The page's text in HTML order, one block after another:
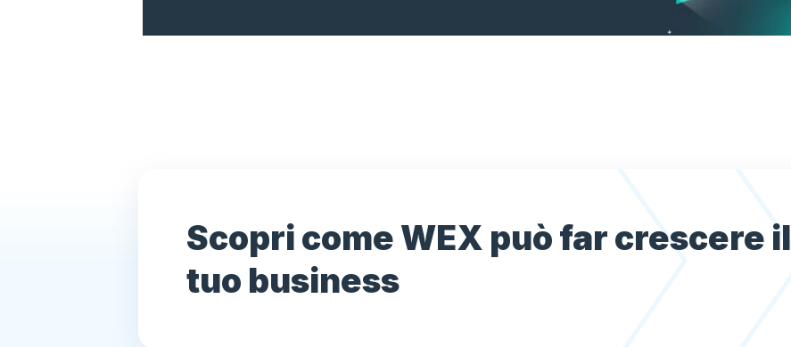
Scopri come WEX può far crescere il
tuo business